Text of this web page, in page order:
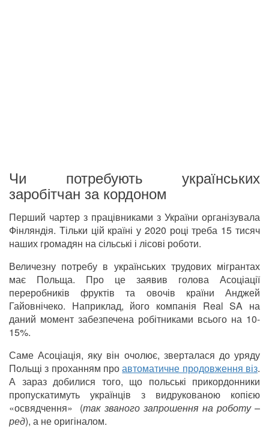
Чи потребують українських
заробітчан за кордоном
Перший чартер з працівниками з України організувала
Фінляндія. Тільки цій країні у 2020 році треба 15 тисяч
наших громадян на сільські і лісові роботи.
Величезну потребу в українських трудових мігрантах
має Польща. Про це заявив голова Асоціації
переробників фруктів та овочів країни Анджей
Гайовнічеко. Наприклад, його компанія Real SA на
даний момент забезпечена робітниками всього на 10-
15%.
Саме Асоціація, яку він очолює, зверталася до уряду
Польщі з проханням проавтоматичне продовження віз.
А зараз добилися того, що польські прикордонники
пропускатимуть українців з видрукованою копією
«освядчення» (так званого запрошення на роботу –
ред), а не оригіналом.